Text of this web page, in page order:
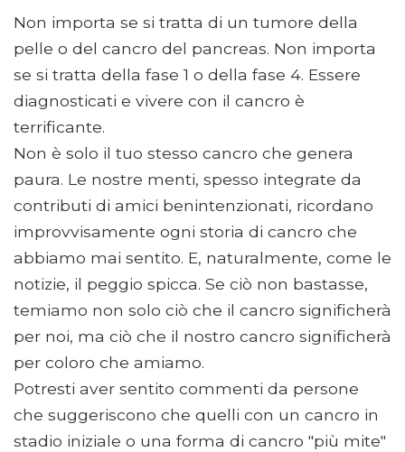
Non importa se si tratta di un tumore della
pelle o del cancro del pancreas. Non importa
se si tratta della fase 1 o della fase 4. Essere
diagnosticati e vivere con il cancro è
terrificante.
Non è solo il tuo stesso cancro che genera
paura. Le nostre menti, spesso integrate da
contributi di amici benintenzionati, ricordano
improvvisamente ogni storia di cancro che
abbiamo mai sentito. E, naturalmente, come le
notizie, il peggio spicca. Se ciò non bastasse,
temiamo non solo ciò che il cancro significherà
per noi, ma ciò che il nostro cancro significherà
per coloro che amiamo.
Potresti aver sentito commenti da persone
che suggeriscono che quelli con un cancro in
stadio iniziale o una forma di cancro "più mite"